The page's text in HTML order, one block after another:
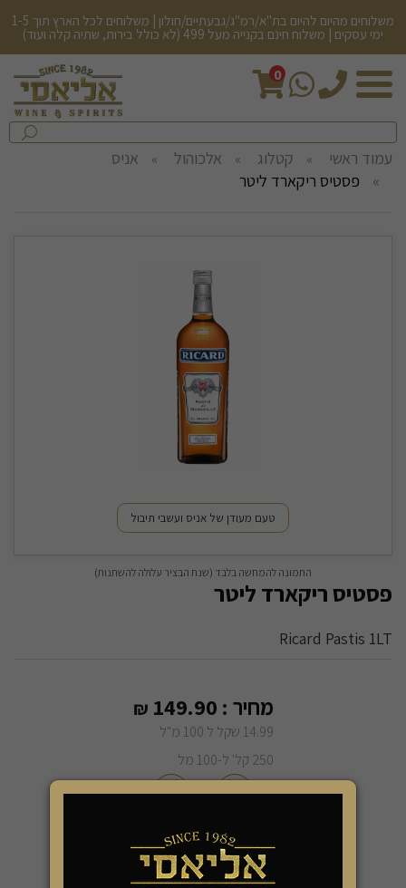
משלוחים מהיום להיום בת"א/רמ"ג/גבעתיים/חולון | משלוחים לכל הארץ תוך 1-5
ימי עסקים | משלוח חינם בקנייה מעל 499 (לא כולל בירות, שתיה קלה ועוד)
0
חיפש
בחנות...
עמוד ראשי קטלוג אלכוהול
אניס
פסטיס ריקארד ליטר
טעם מעודן של אניס ועשבי תיבול
התמונה להמחשה בלבד (שנת הבציר עלולה להשתנות)
פסטיס ריקארד ליטר
Ricard Pastis 1LT
מחיר : 149.90
₪
14.99 שקל ל 100 מ"ל
250 קל' ל-100 מל
+
-
הוספה לסל